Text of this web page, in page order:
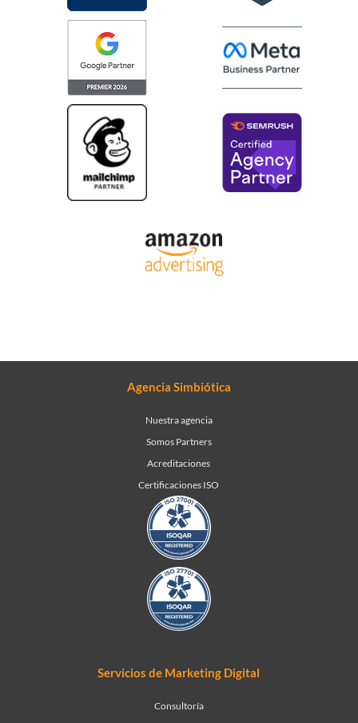
Agencia Simbiótica
Nuestra agencia
Somos Partners
Acreditaciones
Certificaciones ISO
Servicios de Marketing Digital
Consultoría